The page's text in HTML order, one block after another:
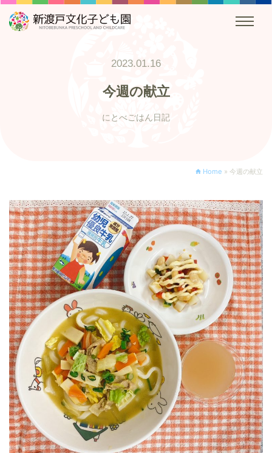
2023.01.16
今週の献立
にとべごはん日記
Home » 今週の献立